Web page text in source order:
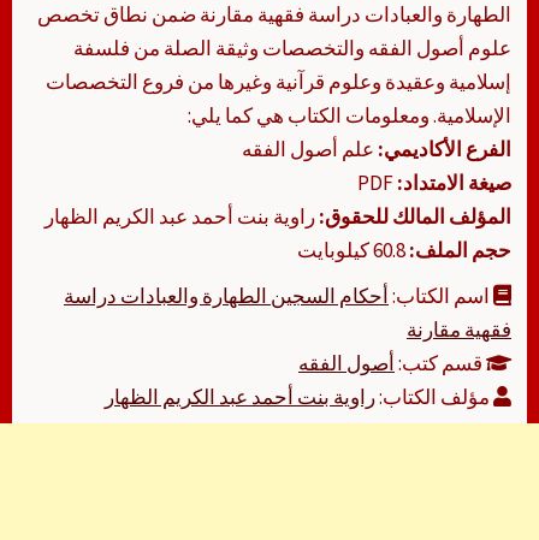
الطهارة والعبادات دراسة فقهية مقارنة ضمن نطاق تخصص
علوم أصول الفقه والتخصصات وثيقة الصلة من فلسفة
إسلامية وعقيدة وعلوم قرآنية وغيرها من فروع التخصصات
الإسلامية. ومعلومات الكتاب هي كما يلي:
الفرع الأكاديمي: علم أصول الفقه
صيغة الامتداد:
المؤلف المالك للحقوق:راوية بنت أحمد عبد الكريم الظهار
حجم الملف:
اسم الكتاب:أحكام السجين الطهارة والعبادات دراسة
فقهية مقارنة
قسم كتب:أصول الفقه
مؤلف الكتاب:راوية بنت أحمد عبد الكريم الظهار